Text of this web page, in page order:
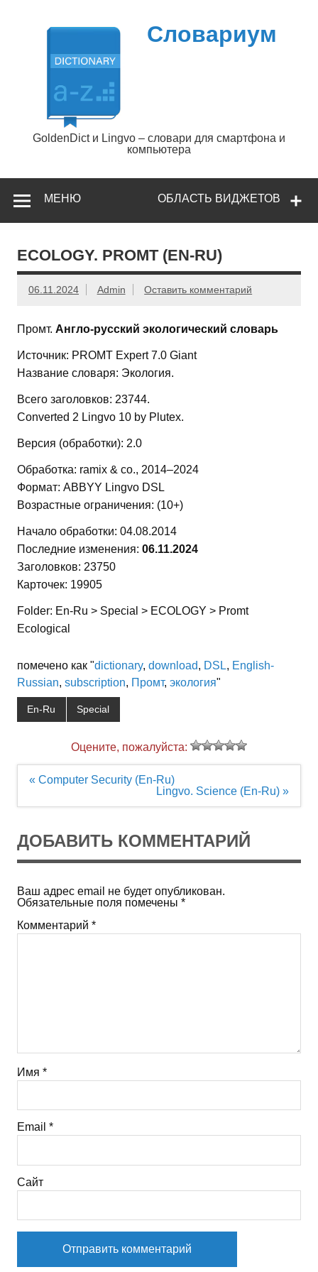
содержимому
Словариум
GoldenDict и Lingvo – словари для смартфона и
компьютера
ОБЛАСТЬ ВИДЖЕТОВ
МЕНЮ
ECOLOGY. PROMT (EN-RU)
06.11.2024 Admin Оставить комментарий
Промт. Англо-русский экологический словарь
Источник: PROMT Expert 7.0 Giant
Название словаря: Экология.
Всего заголовков: 23744.
Converted 2 Lingvo 10 by Plutex.
Версия (обработки): 2.0
Обработка: ramix & co., 2014–2024
Формат: ABBYY Lingvo DSL
Возрастные ограничения: (10+)
Начало обработки: 04.08.2014
Последние изменения: 06.11.2024
Заголовков: 23750
Карточек: 19905
Folder: En-Ru > Special > ECOLOGY > Promt
Ecological
помечено как "dictionary, download, DSL, English-
Russian, subscription, Промт, экология"
En-Ru Special
Оцените, пожалуйста:
Навигация
« Computer Security (En-Ru)
Lingvo. Science (En-Ru) »
ДОБАВИТЬ КОММЕНТАРИЙ
Ваш адрес email не будет опубликован.
Обязательные поля помечены *
Комментарий *
Имя *
Email *
Сайт